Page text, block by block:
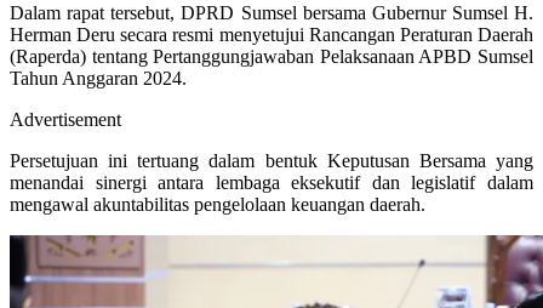
Dalam rapat tersebut, DPRD Sumsel bersama Gubernur Sumsel H.
Herman Deru secara resmi menyetujui Rancangan Peraturan Daerah
(Raperda) tentang Pertanggungjawaban Pelaksanaan APBD Sumsel
Tahun Anggaran 2024.
Advertisement
Persetujuan ini tertuang dalam bentuk Keputusan Bersama yang
menandai sinergi antara lembaga eksekutif dan legislatif dalam
mengawal akuntabilitas pengelolaan keuangan daerah.